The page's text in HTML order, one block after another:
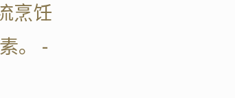
烹饪
。 -